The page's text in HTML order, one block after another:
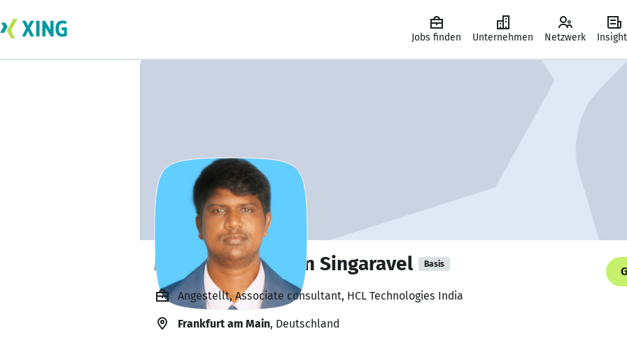
Jobs finden Unternehmen Netzwerk
Muthuvel Pandian Singaravel Basis
Angestellt, Associate consultant, HCL Technologies India
Frankfurt am Main, Deutschland